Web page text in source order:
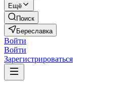
Ещё
Поиск
Береславка
Войти
Войти
Зарегистрироваться